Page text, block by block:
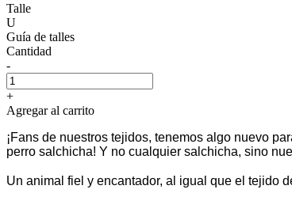
Talle
U
Guía de talles
Cantidad
-
+
Agregar al carrito
¡Fans de nuestros tejidos, tenemos algo nuevo
perro salchicha! Y no cualquier salchicha, sino
Un animal fiel y encantador, al igual que el tejido